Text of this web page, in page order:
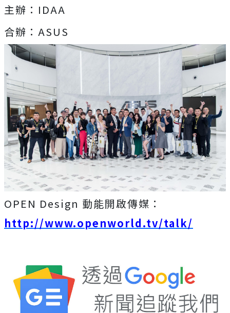
主辦：IDAA
合辦：ASUS
OPEN Design 動能開啟傳媒：
http://www.openworld.tv/talk/